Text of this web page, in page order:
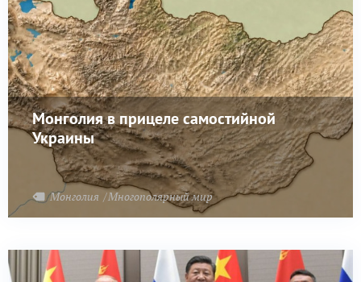
Монголия в прицеле самостийной
Украины
Монголия Многополярный мир